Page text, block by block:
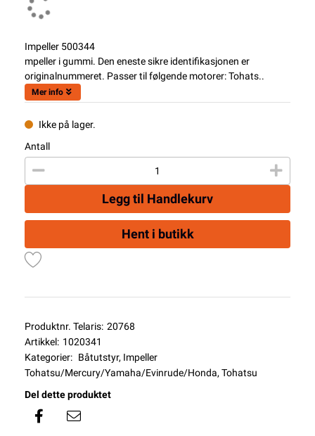
Impeller 500344
mpeller i gummi. Den eneste sikre identifikasjonen er
originalnummeret. Passer til følgende motorer: Tohats..
Mer info
Ikke på lager.
Antall
Legg til Handlekurv
Hent i butikk
Produktnr. Telaris: 20768
Artikkel: 1020341
Kategorier: Båtutstyr, Impeller
Tohatsu/Mercury/Yamaha/Evinrude/Honda, Tohatsu
Del dette produktet